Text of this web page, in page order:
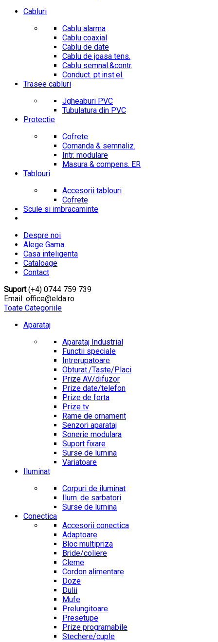
Cabluri
Cablu alarma
Cablu coaxial
Cablu de date
Cablu de joasa tens.
Cablu semnal.&contr.
Conduct. pt.inst.el.
Trasee cabluri
Jgheaburi PVC
Tubulatura din PVC
Protectie
Cofrete
Comanda & semnaliz.
Intr. modulare
Masura & compens. ER
Tablouri
Accesorii tablouri
Cofrete
Scule si imbracaminte
Despre noi
Alege Gama
Casa inteligenta
Cataloage
Contact
Suport(+4) 0744 759 739
Email: office@elda.ro
Toate Categoriile
Aparataj
Aparataj Industrial
Functii speciale
Intrerupatoare
Obturat./Taste/Placi
Prize AV/difuzor
Prize date/telefon
Prize de forta
Prize tv
Rame de ornament
Senzori aparataj
Sonerie modulara
Suport fixare
Surse de lumina
Variatoare
Iluminat
Corpuri de iluminat
Ilum. de sarbatori
Surse de lumina
Conectica
Accesorii conectica
Adaptoare
Bloc multipriza
Bride/coliere
Cleme
Cordon alimentare
Doze
Dulii
Mufe
Prelungitoare
Presetupe
Prize programabile
Stechere/cuple